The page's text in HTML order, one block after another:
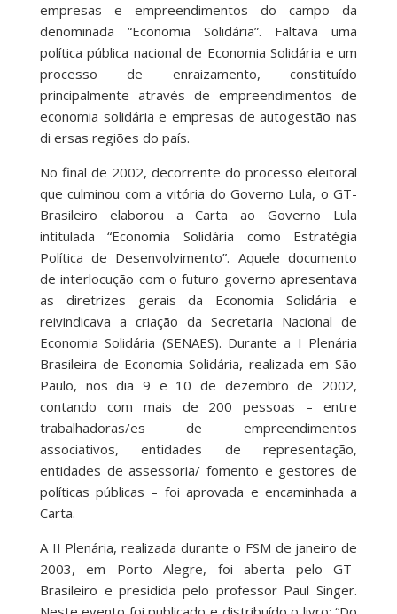
empresas e empreendimentos do campo da
denominada “Economia Solidária”. Faltava uma
política pública nacional de Economia Solidária e um
processo de enraizamento, constituído
principalmente através de empreendimentos de
economia solidária e empresas de autogestão nas
di ersas regiões do país.
No final de 2002, decorrente do processo eleitoral
que culminou com a vitória do Governo Lula, o GT-
Brasileiro elaborou a Carta ao Governo Lula
intitulada “Economia Solidária como Estratégia
Política de Desenvolvimento”. Aquele documento
de interlocução com o futuro governo apresentava
as diretrizes gerais da Economia Solidária e
reivindicava a criação da Secretaria Nacional de
Economia Solidária (SENAES). Durante a I Plenária
Brasileira de Economia Solidária, realizada em São
Paulo, nos dia 9 e 10 de dezembro de 2002,
contando com mais de 200 pessoas – entre
trabalhadoras/es de empreendimentos
associativos, entidades de representação,
entidades de assessoria/ fomento e gestores de
políticas públicas – foi aprovada e encaminhada a
Carta.
A II Plenária, realizada durante o FSM de janeiro de
2003, em Porto Alegre, foi aberta pelo GT-
Brasileiro e presidida pelo professor Paul Singer.